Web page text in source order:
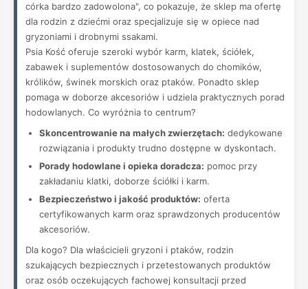
córka bardzo zadowolona", co pokazuje, że sklep ma ofertę
dla rodzin z dziećmi oraz specjalizuje się w opiece nad
gryzoniami i drobnymi ssakami.
Psia Kość oferuje szeroki wybór karm, klatek, ściółek,
zabawek i suplementów dostosowanych do chomików,
królików, świnek morskich oraz ptaków. Ponadto sklep
pomaga w doborze akcesoriów i udziela praktycznych porad
hodowlanych. Co wyróżnia to centrum?
Skoncentrowanie na małych zwierzętach: dedykowane
rozwiązania i produkty trudno dostępne w dyskontach.
Porady hodowlane i opieka doradcza: pomoc przy
zakładaniu klatki, doborze ściółki i karm.
Bezpieczeństwo i jakość produktów: oferta
certyfikowanych karm oraz sprawdzonych producentów
akcesoriów.
Dla kogo? Dla właścicieli gryzoni i ptaków, rodzin
szukających bezpiecznych i przetestowanych produktów
oraz osób oczekujących fachowej konsultacji przed